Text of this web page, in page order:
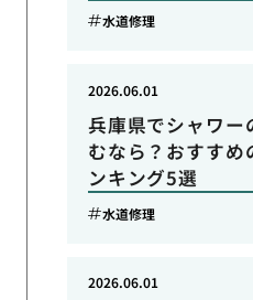
水道修理
兵庫県でシャワー
むなら？おすすめ
ンキング5選
2026.06.01
水道修理
2026.06.01